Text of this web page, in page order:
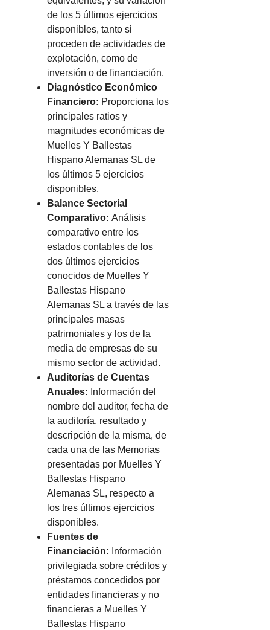
de los 5 últimos ejercicios
disponibles, tanto si
proceden de actividades de
explotación, como de
inversión o de financiación.
Diagnóstico Económico
Financiero: Proporciona los
principales ratios y
magnitudes económicas de
Muelles Y Ballestas
Hispano Alemanas SL de
los últimos 5 ejercicios
disponibles.
Balance Sectorial
Comparativo: Análisis
comparativo entre los
estados contables de los
dos últimos ejercicios
conocidos de Muelles Y
Ballestas Hispano
Alemanas SL a través de las
principales masas
patrimoniales y los de la
media de empresas de su
mismo sector de actividad.
Auditorías de Cuentas
Anuales: Información del
nombre del auditor, fecha de
la auditoría, resultado y
descripción de la misma, de
cada una de las Memorias
presentadas por Muelles Y
Ballestas Hispano
Alemanas SL, respecto a
los tres últimos ejercicios
disponibles.
Fuentes de
Financiación: Información
privilegiada sobre créditos y
préstamos concedidos por
entidades financieras y no
financieras a Muelles Y
Ballestas Hispano